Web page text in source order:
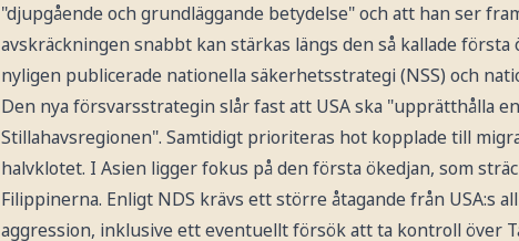
"djupgående och grundläggande betydelse" och att han ser
avskräckningen snabbt kan stärkas längs den så kallade första
nyligen publicerade nationella säkerhetsstrategi (NSS) och
Den nya försvarsstrategin slår fast att USA ska "upprätthålla
Stillahavsregionen". Samtidigt prioriteras hot kopplade till
halvklotet. I Asien ligger fokus på den första ökedjan, som
Filippinerna. Enligt NDS krävs ett större åtagande från USA:s
aggression, inklusive ett eventuellt försök att ta kontroll över